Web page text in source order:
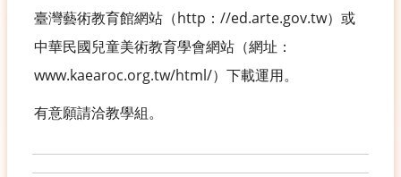
臺灣藝術教育館網站（http：//ed.arte.gov.tw）或
中華民國兒童美術教育學會網站（網址：
www.kaearoc.org.tw/html/）下載運用。
有意願請洽教學組。